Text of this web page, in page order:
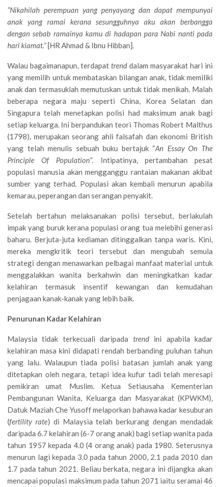
“Nikahilah perempuan yang penyayang dan dapat mempunyai
anak yang ramai kerana sesungguhnya aku akan berbangga
dengan sebab ramainya kamu di hadapan para Nabi nanti pada
hari kiamat.”[HR Ahmad & Ibnu Hibban].
Walau bagaimanapun, terdapat trend dalam masyarakat hari ini
yang memilih untuk membataskan bilangan anak, tidak memiliki
anak dan termasuklah memutuskan untuk tidak menikah. Malah
beberapa negara maju seperti China, Korea Selatan dan
Singapura telah menetapkan polisi had maksimum anak bagi
setiap keluarga. Ini berpandukan teori Thomas Robert Malthus
(1798), merupakan seorang ahli falsafah dan ekonomi British
yang telah menulis sebuah buku bertajuk “An Essay On The
Principle Of Population“. Intipatinya, pertambahan pesat
populasi manusia akan mengganggu rantaian makanan akibat
sumber yang terhad. Populasi akan kembali menurun apabila
kemarau, peperangan dan serangan penyakit.
Setelah bertahun melaksanakan polisi tersebut, berlakulah
impak yang buruk kerana populasi orang tua melebihi generasi
baharu. Berjuta-juta kediaman ditinggalkan tanpa waris. Kini,
mereka mengkritik teori tersebut dan mengubah semula
strategi dengan menawarkan pelbagai manfaat material untuk
menggalakkan wanita berkahwin dan meningkatkan kadar
kelahiran termasuk insentif kewangan dan kemudahan
penjagaan kanak-kanak yang lebih baik.
Penurunan Kadar Kelahiran
Malaysia tidak terkecuali daripada trendini apabila kadar
kelahiran masa kini didapati rendah berbanding puluhan tahun
yang lalu. Walaupun tiada polisi batasan jumlah anak yang
ditetapkan oleh negara, tetapi idea kufur tadi telah meresapi
pemikiran umat Muslim. Ketua Setiausaha Kementerian
Pembangunan Wanita, Keluarga dan Masyarakat (KPWKM),
Datuk Maziah Che Yusoff melaporkan bahawa kadar kesuburan
(fertility rate) di Malaysia telah berkurang dengan mendadak
daripada 6.7 kelahiran (6-7 orang anak) bagi setiap wanita pada
tahun 1957 kepada 4.0 (4 orang anak) pada 1980. Seterusnya
menurun lagi kepada 3.0 pada tahun 2000, 2.1 pada 2010 dan
1.7 pada tahun 2021. Beliau berkata, negara ini dijangka akan
mencapai populasi maksimum pada tahun 2071 iaitu seramai 46